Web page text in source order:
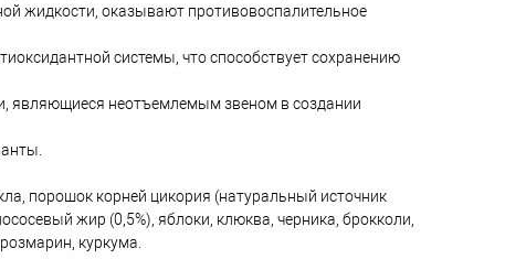
жидкости, оказывают противовоспалительное
системы, что способствует сохранению
являющиеся неотъемлемым звеном в создании
порошок корней цикория (натуральный источник
жир (0,5%), яблоки, клюква, черника, брокколи,
куркума.